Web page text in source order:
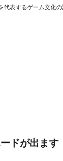
代表するゲーム文化
ドが出ます